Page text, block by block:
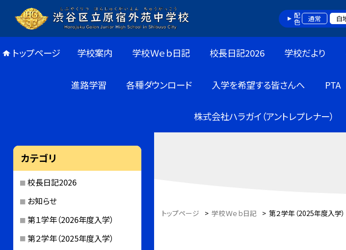
配色 通常 白
トップページ 学校案内 学校Ｗｅｂ日記 校長日記2026 学校だより
進路学習 各種ダウンロード 入学を希望する皆さんへ PTA
株式会社ハラガイ（アントレプレナー）
トップページ > 学校Ｗｅｂ日記 > 第２学年（2025年度入学）
カテゴリ
校長日記2026
お知らせ
第１学年（2026年度入学）
第２学年（2025年度入学）